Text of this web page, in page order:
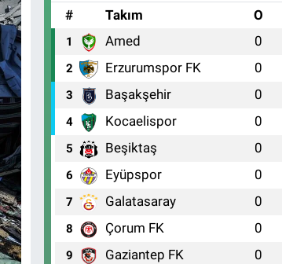
#
Takım O
1 Amed 0
2 Erzurumspor FK 0
3 Başakşehir 0
4 Kocaelispor 0
5 Beşiktaş 0
6 Eyüpspor 0
7 Galatasaray 0
8 Çorum FK 0
9 Gaziantep FK 0